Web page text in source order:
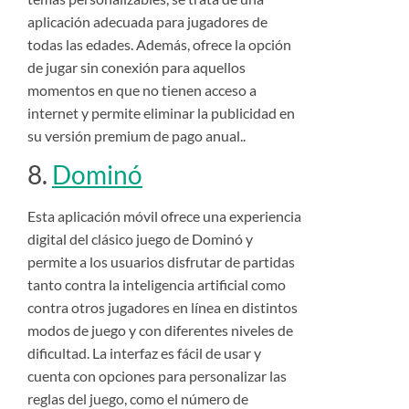
aplicación adecuada para jugadores de
todas las edades. Además, ofrece la opción
de jugar sin conexión para aquellos
momentos en que no tienen acceso a
internet y permite eliminar la publicidad en
su versión premium de pago anual..
8. Dominó
Esta aplicación móvil ofrece una experiencia
digital del clásico juego de Dominó y
permite a los usuarios disfrutar de partidas
tanto contra la inteligencia artificial como
contra otros jugadores en línea en distintos
modos de juego y con diferentes niveles de
dificultad. La interfaz es fácil de usar y
cuenta con opciones para personalizar las
reglas del juego, como el número de